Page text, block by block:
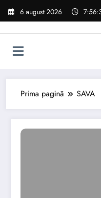
Sari
6 august 2026
Prima pagină SAVA